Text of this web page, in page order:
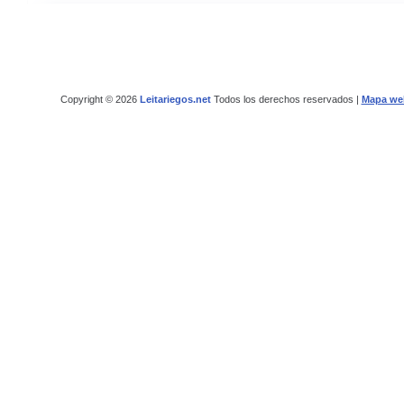
Copyright © 2026 Leitariegos.netTodos los derechos reservados | Mapa